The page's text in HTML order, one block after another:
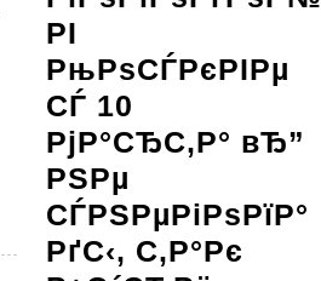
РІ
РњРѕСЃРєРІРµ
СЃ 10
РјР°СЂС‚Р° вЂ”
РЅРµ
СЃРЅРµРіРѕРїР°
РґС‹, С‚Р°Рє